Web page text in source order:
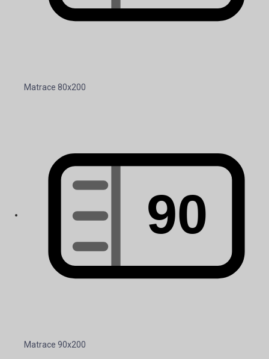
Matrace 80x200
Matrace 90x200